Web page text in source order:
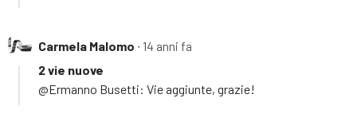
Carmela Malomo ∙ 14 anni fa
2 vie nuove
@Ermanno Busetti: Vie aggiunte, grazie!